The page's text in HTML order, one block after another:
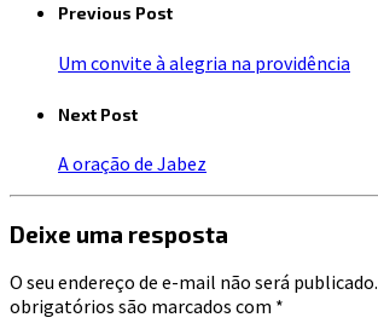
Previous Post
Um convite à alegria na providência
Next Post
A oração de Jabez
Deixe uma resposta
O seu endereço de e-mail não será publicado.
obrigatórios são marcados com *